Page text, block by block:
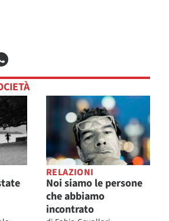
RELAZIONI
Noi siamo le persone
che abbiamo
incontrato